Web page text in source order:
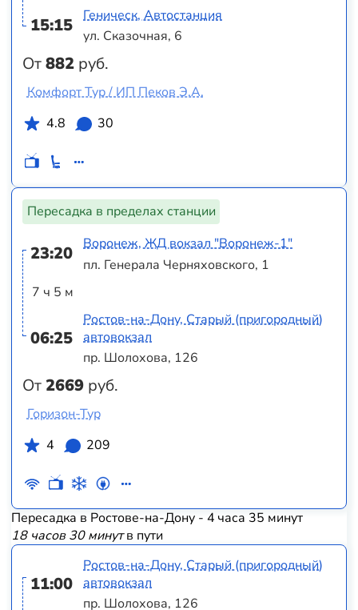
15:15
От882 руб.
Геническ, Автостанция
ул. Сказочная, 6
Комфорт Тур / ИП Пеков Э.А.
4.8
30
Пересадка в пределах станции
23:20
7 ч 5 м
06:25
От2669 руб.
Воронеж, ЖД вокзал "Воронеж-1"
пл. Генерала Черняховского, 1
Ростов-на-Дону, Старый (пригородный)
автовокзал
пр. Шолохова, 126
Горизон-Тур
4
209
Пересадка в Ростове-на-Дону - 4 часа 35 минут
18 часов 30 минутв пути
11:00
Ростов-на-Дону, Старый (пригородный)
автовокзал
пр. Шолохова, 126